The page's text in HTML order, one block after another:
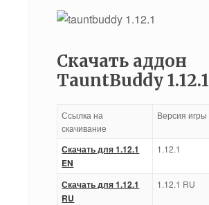
Скачать аддон
TauntBuddy 1.12.1
Ссылка на
скачивание
Версия игры
Скачать для 1.12.1
EN
1.12.1
Скачать для 1.12.1
RU
1.12.1 RU